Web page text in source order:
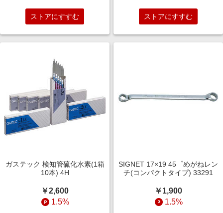
ストアにすすむ ストアにすすむ
ガステック 検知管硫化水素(1箱
10本) 4H
￥2,600
1.5%
SIGNET 17×19 45゜めがねレン
チ(コンパクトタイプ) 33291
￥1,900
1.5%